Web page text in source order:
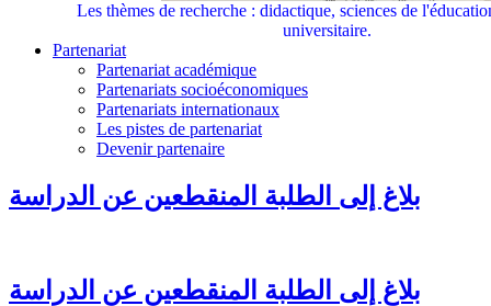
Les thèmes de recherche : didactique, sciences de
universitaire.
Partenariat
Partenariat académique
Partenariats socioéconomiques
Partenariats internationaux
Les pistes de partenariat
Devenir partenaire
بلاغ إلى الطلبة المنقطعين عن الدراسة
بلاغ إلى الطلبة المنقطعين عن الدراسة